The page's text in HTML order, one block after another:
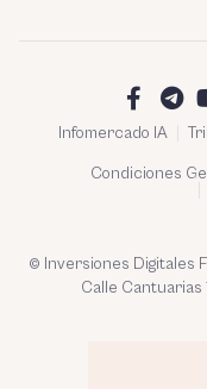
Infomercado IA
Condiciones
© Inversiones Digitales
Calle Cantuarias